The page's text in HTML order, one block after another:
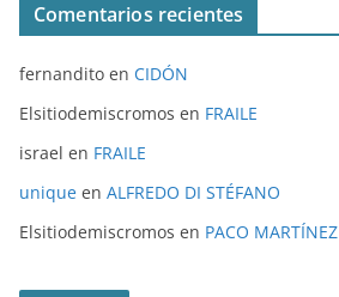
Comentarios recientes
fernandito en CIDÓN
Elsitiodemiscromos en FRAILE
israel en FRAILE
unique en ALFREDO DI STÉFANO
Elsitiodemiscromos en PACO MARTÍNEZ